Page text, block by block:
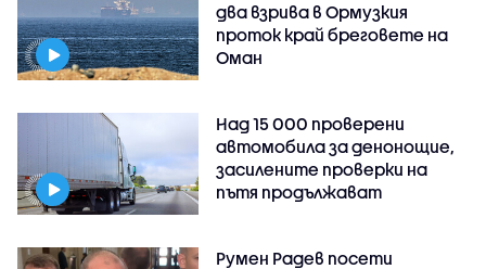
два взрива в Ормузкия
проток край бреговете на
Оман
Над 15 000 проверени
автомобила за денонощие,
засилените проверки на
пътя продължават
Румен Радев посети